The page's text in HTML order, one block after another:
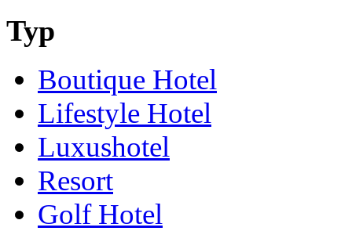
Typ
Boutique Hotel
Lifestyle Hotel
Luxushotel
Resort
Golf Hotel